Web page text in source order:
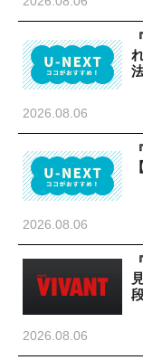
法
2026.08.06
2026.08.06
2026.08.06